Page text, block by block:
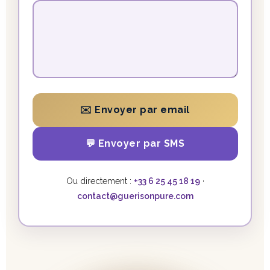
✉️ Envoyer par email
💬 Envoyer par SMS
Ou directement : +33 6 25 45 18 19·
contact@guerisonpure.com